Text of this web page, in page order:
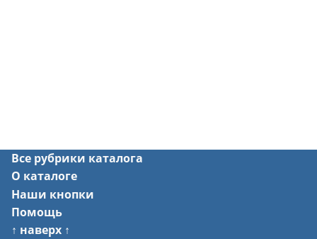
Все рубрики каталога
О каталоге
Наши кнопки
Помощь
↑ наверх ↑